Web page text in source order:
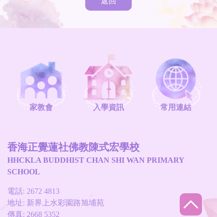
家教會 入學資訊 常用連結
香海正覺蓮社佛教陳式宏學校
HHCKLA BUDDHIST CHAN SHI WAN PRIMARY
SCHOOL
電話: 2672 4813
地址: 新界上水彩園路旭埔苑
傳真: 2668 5352